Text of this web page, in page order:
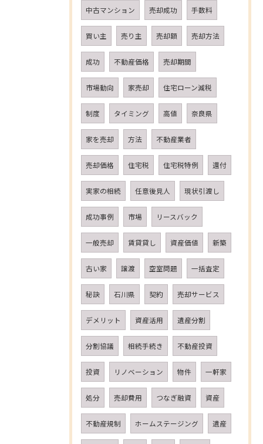
中古マンション 売却成功 手数料
買い主 売り主 売却額 売却方法
成功 不動産価格 売却期間
市場動向 家売却 住宅ローン減税
制度 タイミング 高値 奈良県
家を売却 方法 不動産業者
売却価格 住宅税 住宅税特例 還付
実家の相続 任意後見人 現状引渡し
成功事例 市場 リースバック
一般売却 賃貸貸し 資産価値 新築
古い家 譲渡 空室問題 一括査定
秘訣 石川県 契約 売却サービス
デメリット 資産活用 遺産分割
分割協議 相続手続き 不動産投資
投資 リノベーション 物件 一軒家
処分 売却費用 つなぎ融資 資産
不動産規制 ホームステージング 遺産